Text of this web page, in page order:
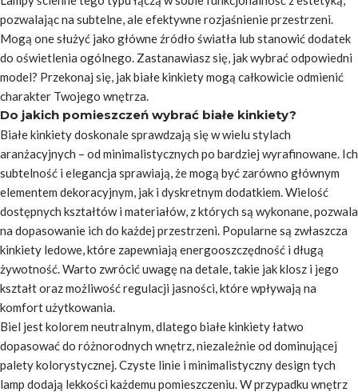
pozwalając na subtelne, ale efektywne rozjaśnienie przestrzeni.
Mogą one służyć jako główne źródło światła lub stanowić dodatek
do oświetlenia ogólnego. Zastanawiasz się, jak wybrać odpowiedni
model? Przekonaj się, jak białe kinkiety mogą całkowicie odmienić
charakter Twojego wnętrza.
Do jakich pomieszczeń wybrać białe kinkiety?
Białe kinkiety doskonale sprawdzają się w wielu stylach
aranżacyjnych – od minimalistycznych po bardziej wyrafinowane. Ich
subtelność i elegancja sprawiają, że mogą być zarówno głównym
elementem dekoracyjnym, jak i dyskretnym dodatkiem. Wielość
dostępnych kształtów i materiałów, z których są wykonane, pozwala
na dopasowanie ich do każdej przestrzeni. Popularne są zwłaszcza
kinkiety ledowe, które zapewniają energooszczędność i długą
żywotność. Warto zwrócić uwagę na detale, takie jak klosz i jego
kształt oraz możliwość regulacji jasności, które wpływają na
komfort użytkowania.
Biel jest kolorem neutralnym, dlatego białe kinkiety łatwo
dopasować do różnorodnych wnętrz, niezależnie od dominującej
palety kolorystycznej. Czyste linie i minimalistyczny design tych
lamp dodają lekkości każdemu pomieszczeniu. W przypadku wnętrz